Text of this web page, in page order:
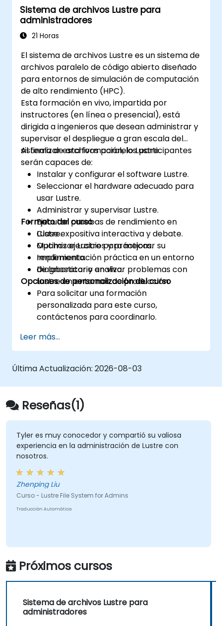
Sistema de archivos Lustre para
administradores
21 Horas
El sistema de archivos Lustre es un sistema de
archivos paralelo de código abierto diseñado
para entornos de simulación de computación
de alto rendimiento (HPC).
Esta formación en vivo, impartida por
instructores (en línea o presencial), está
dirigida a ingenieros que desean administrar y
supervisar el despliegue a gran escala del
sistema de archivos paralelo Lustre.
Al finalizar esta formación, los participantes
serán capaces de:
Instalar y configurar el software Lustre.
Seleccionar el hardware adecuado para
usar Lustre.
Administrar y supervisar Lustre.
Ejecutar pruebas de rendimiento en
Lustre.
Optimizar Lustre para mejorar su
rendimiento.
Diagnosticar y analizar problemas con
Lustre en entornos de producción.
Formato del curso
Clase expositiva interactiva y debate.
Muchos ejercicios y prácticas.
Implementación práctica en un entorno
de laboratorio en vivo.
Opciones de personalización del curso
Para solicitar una formación
personalizada para este curso,
contáctenos para coordinarlo.
Leer más...
Última Actualización: 2026-08-03
Reseñas(1)
Tyler es muy conocedor y compartió su valiosa
experiencia en la administración de Lustre con
nosotros.
Zhenping Liu
Curso - Lustre File System for Admins
Traducción Automática
Próximos cursos
Sistema de archivos Lustre para
administradores